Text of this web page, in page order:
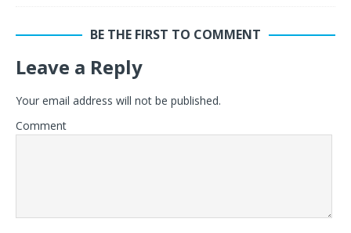
BE THE FIRST TO COMMENT
Leave a Reply
Your email address will not be published.
Comment